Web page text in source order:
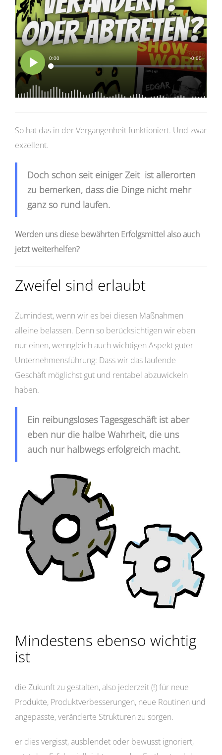
So hat das in der Vergangenheit funktioniert. Und zwar
exzellent.
Doch schon seit einiger Zeit ist allerorten
zu bemerken, dass die Dinge nicht mehr
ganz so rund laufen.
Werden uns diese bewährten Erfolgsmittel also auch
jetzt weiterhelfen?
Zweifel sind erlaubt
Zumindest, wenn wir es bei diesen Maßnahmen
alleine belassen. Denn so berücksichtigen wir eben
nur einen, wenngleich auch wichtigen Aspekt guter
Unternehmensführung: Dass wir das laufende
Geschäft möglichst gut und rentabel abzuwickeln
haben.
Ein reibungsloses Tagesgeschäft ist aber
eben nur die halbe Wahrheit, die uns
auch nur halbwegs erfolgreich macht.
Mindestens ebenso wichtig
ist
die Zukunft zu gestalten, also jederzeit (!) für neue
Produkte, Produktverbesserungen, neue Routinen und
angepasste, veränderte Strukturen zu sorgen.
er dies vergisst, ausblendet oder bewusst ignoriert,